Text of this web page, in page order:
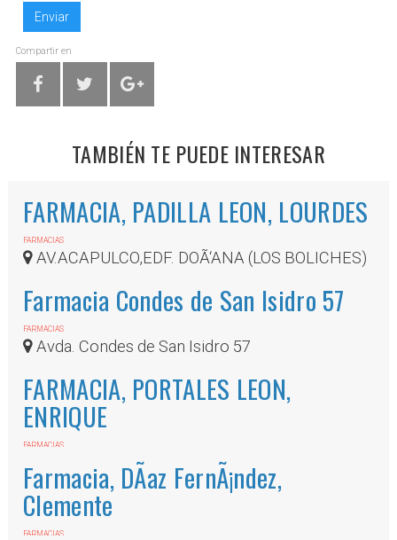
Enviar
Compartir en
TAMBIÉN TE PUEDE INTERESAR
FARMACIA, PADILLA LEON, LOURDES
FARMACIAS
AV.ACAPULCO,EDF. DOÃ‘ANA (LOS BOLICHES)
Farmacia Condes de San Isidro 57
FARMACIAS
Avda. Condes de San Isidro 57
FARMACIA, PORTALES LEON,
ENRIQUE
FARMACIAS
C/ MONDA NÂº 1 29640
Farmacia, DÃ­az FernÃ¡ndez,
Clemente
FARMACIAS